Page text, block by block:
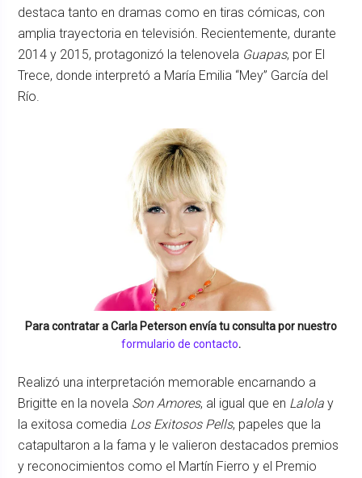
destaca tanto en dramas como en tiras cómicas, con
amplia trayectoria en televisión. Recientemente, durante
2014 y 2015, protagonizó la telenovela Guapas, por El
Trece, donde interpretó a María Emilia “Mey” García del
Río.
Para contratar aCarla Petersonenvía tu consulta por nuestro
formulario de contacto.
Realizó una interpretación memorable encarnando a
Brigitte en la novela Son Amores, al igual que en Lalola y
la exitosa comedia Los Exitosos Pells, papeles que la
catapultaron a la fama y le valieron destacados premios
y reconocimientos como el Martín Fierro y el Premio